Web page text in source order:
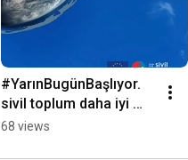
#YarınBugünBaşlıyor.
sivil toplum daha iyi
günler için yarını
68 views